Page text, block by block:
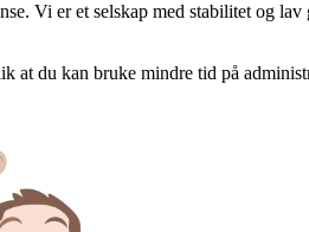
Vi er et selskap med stabilitet og
du kan bruke mindre tid på